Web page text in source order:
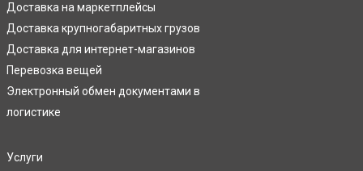
Доставка на маркетплейсы
Доставка крупногабаритных грузов
Доставка для интернет-магазинов
Перевозка вещей
Электронный обмен документами в
логистике
Услуги